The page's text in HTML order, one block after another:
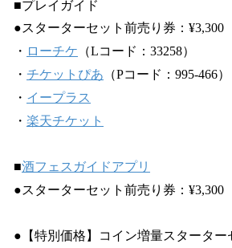
■プレイガイド
●スターターセット前売り券：¥3,300
・ ローチケ （Lコード：33258）
・ チケットぴあ （Pコード：995-466）
・ イープラス
・ 楽天チケット
■酒フェスガイドアプリ
●スターターセット前売り券：¥3,300
●【特別価格】コイン増量スターター